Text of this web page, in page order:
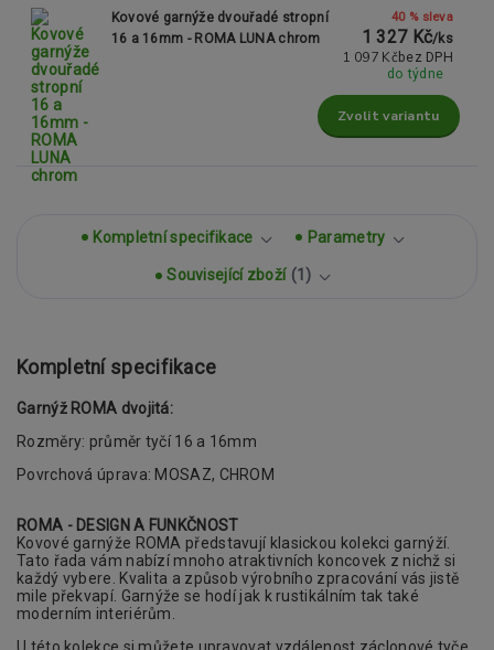
Kovové garnýže dvouřadé stropní
16 a 16mm - ROMA LUNA chrom
40 % sleva
1 327 Kč/ks
1 097 Kč bez DPH
do týdne
Zvolit variantu
Kompletní specifikace Parametry
Související zboží 1
Kompletní specifikace
Garnýž ROMA dvojitá:
Rozměry: průměr tyčí 16 a 16mm
Povrchová úprava: MOSAZ, CHROM
ROMA - DESIGN A FUNKČNOST
Kovové garnýže ROMA představují klasickou kolekci garnýží.
Tato řada vám nabízí mnoho atraktivních koncovek z nichž si
každý vybere. Kvalita a způsob výrobního zpracování vás jistě
mile překvapí. Garnýže se hodí jak k rustikálním tak také
moderním interiérům.
U této kolekce si můžete upravovat vzdálenost záclonové tyče